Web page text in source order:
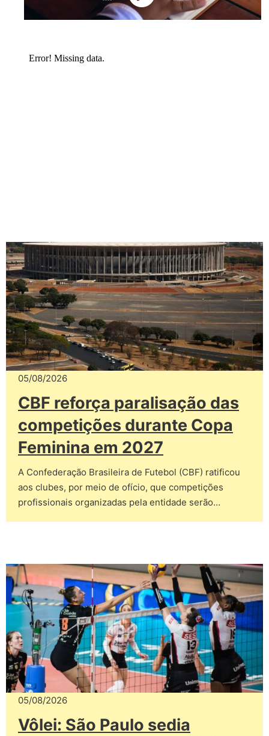
05/08/2026
CBF reforça paralisação das
competições durante Copa
Feminina em 2027
A Confederação Brasileira de Futebol (CBF) ratificou
aos clubes, por meio de ofício, que competições
profissionais organizadas pela entidade serão…
05/08/2026
Vôlei: São Paulo sedia